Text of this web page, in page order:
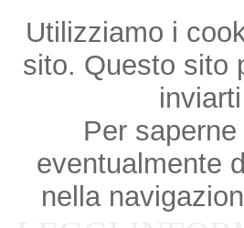
Utilizziamo i
sito. Questo sito
Per
eventualmente
nella